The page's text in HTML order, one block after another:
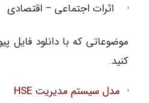
اثرات اجتماعی – اقتصادی
موضوعاتی که با دانلود فایل
کنید.
مدل سیستم مدیریت HSE